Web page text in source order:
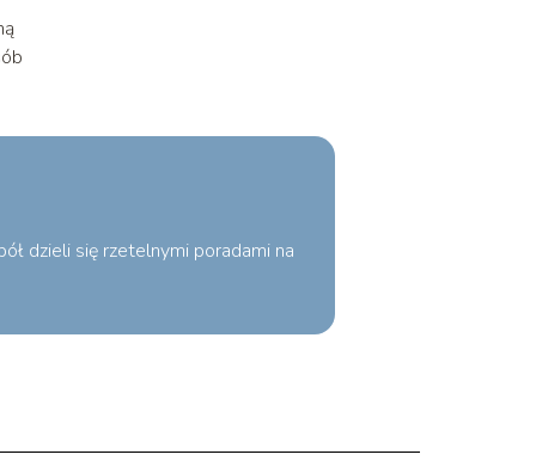
dzieli się rzetelnymi poradami na